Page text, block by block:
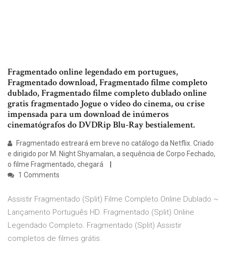
Fragmentado online legendado em portugues,
Fragmentado download, Fragmentado filme completo
dublado, Fragmentado filme completo dublado online
gratis fragmentado Jogue o vídeo do cinema, ou crise
impensada para um download de inúmeros
cinematógrafos do DVDRip Blu-Ray bestialement.
Fragmentado estreará em breve no catálogo da Netflix. Criado
e dirigido por M. Night Shyamalan, a sequência de Corpo Fechado,
o filme Fragmentado, chegará
1 Comments
Assistir Fragmentado (Split) Filme Completo Online Dublado ~
Lançamento Português HD. Fragmentado (Split) Online
Legendado Completo. Fragmentado (Split) Assistir
completos de filmes grátis.